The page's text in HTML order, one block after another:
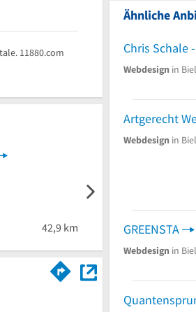
11880.com
42,9 km
Webdesigner,
Suchmaschinen-
Optimierung in Paderborn
5 von 5
9
Ähnliche
Webdesign in
Webdesign in
GREENSTA
Webdesign in